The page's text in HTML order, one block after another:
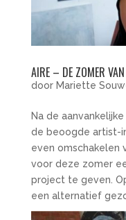
AIRE – DE ZOMER
door Mariette
Na de
de beoogde artist-
even omschakelen
voor deze zomer
project te geven.
een alternatief